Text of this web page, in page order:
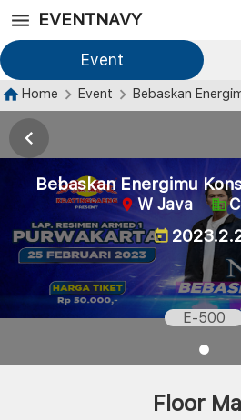
EVENTNAVY
Event
Home Event Bebaskan Energimu Konser -
Bebaskan Energimu
W Java
E-500
Floor